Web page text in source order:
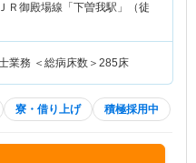
ＪＲ御殿場線「下曽我駅」（徒
■病院での管理栄養士業務 ＜総病床数＞285床
寮・借り上げ 積極採用中